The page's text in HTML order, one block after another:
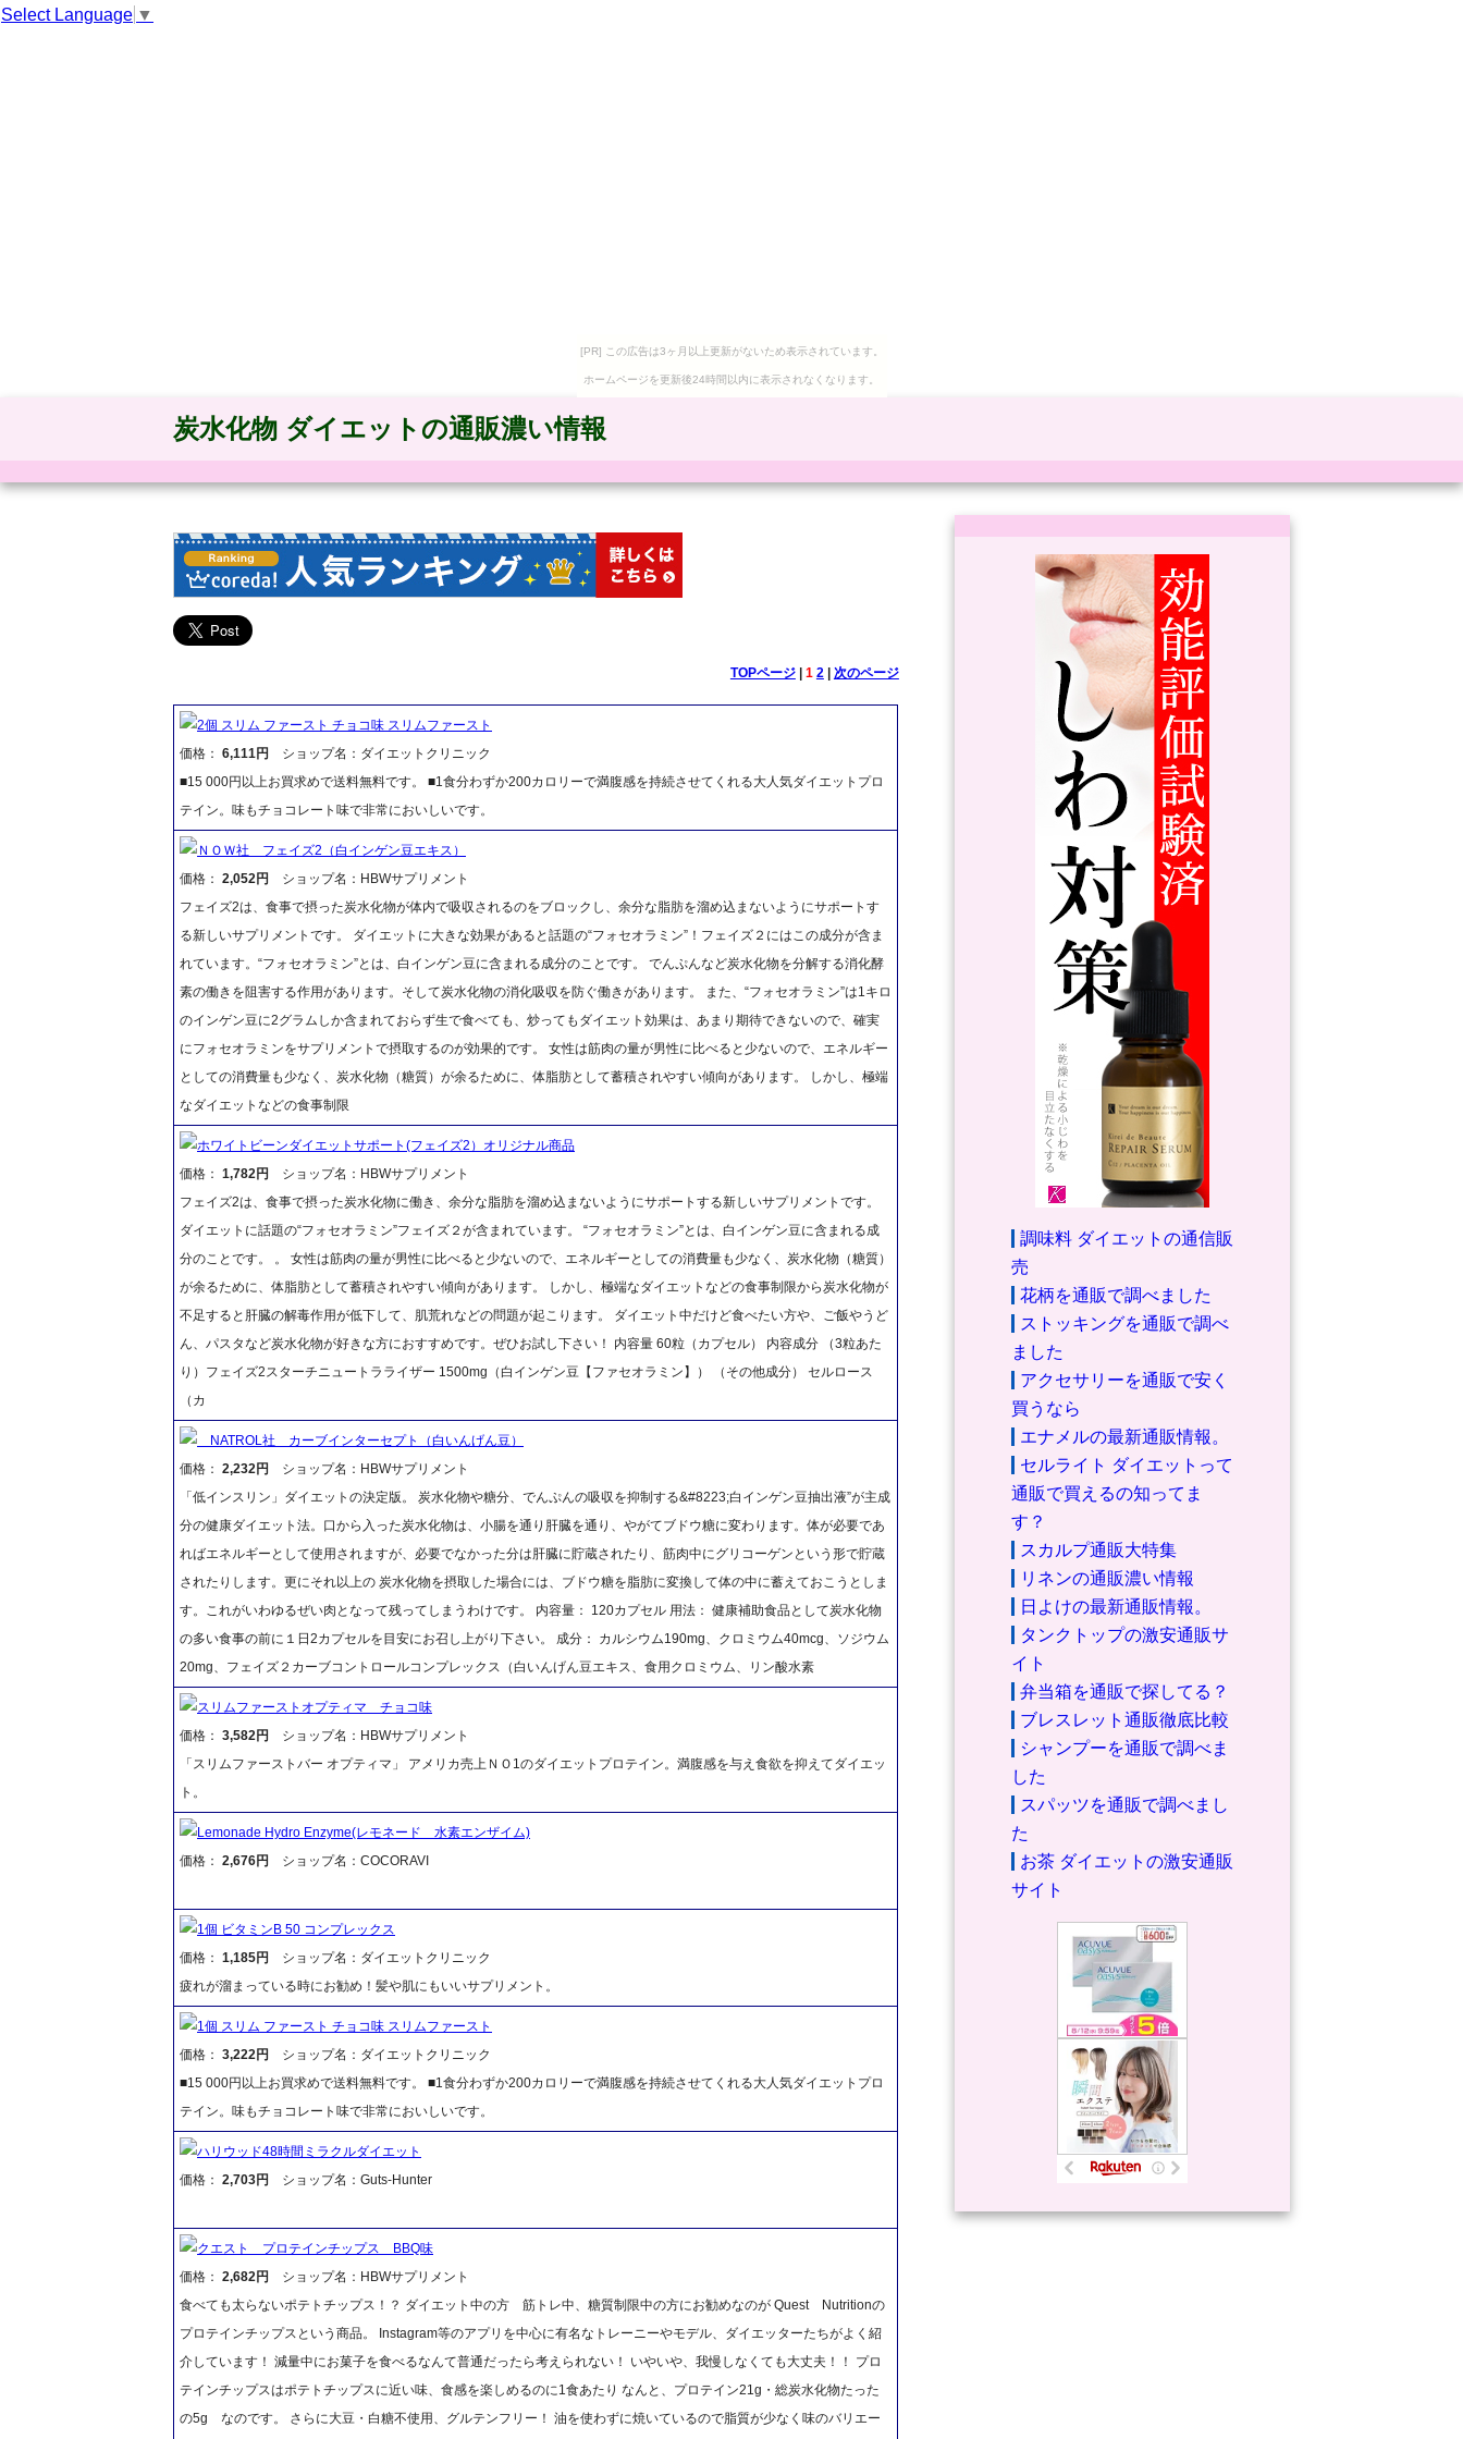
Select Language ▼
[PR] この広告は3ヶ月以上更新がないため表示されています。
ホームページを更新後24時間以内に表示されなくなります。
炭水化物 ダイエットの通販濃い情報
TOPページ| 1 2| 次のページ
2個 スリム ファースト チョコ味 スリムファースト
価格： 6,111円
ショップ名：ダイエットクリニック
■15 000円以上お買求めで送料無料です。 ■1食分わずか200カロリーで満腹感を持続させてくれる大人気ダイエットプロ
テイン。味もチョコレート味で非常においしいです。
ＮＯＷ社 フェイズ2（白インゲン豆エキス）
価格： 2,052円
ショップ名：HBWサプリメント
フェイズ2は、食事で摂った炭水化物が体内で吸収されるのをブロックし、余分な脂肪を溜め込まないようにサポートす
る新しいサプリメントです。 ダイエットに大きな効果があると話題の“フォセオラミン”！フェイズ２にはこの成分が含ま
れています。“フォセオラミン”とは、白インゲン豆に含まれる成分のことです。 でんぷんなど炭水化物を分解する消化酵
素の働きを阻害する作用があります。そして炭水化物の消化吸収を防ぐ働きがあります。 また、“フォセオラミン”は1キロ
のインゲン豆に2グラムしか含まれておらず生で食べても、炒ってもダイエット効果は、あまり期待できないので、確実
にフォセオラミンをサプリメントで摂取するのが効果的です。 女性は筋肉の量が男性に比べると少ないので、エネルギー
としての消費量も少なく、炭水化物（糖質）が余るために、体脂肪として蓄積されやすい傾向があります。 しかし、極端
なダイエットなどの食事制限
ホワイトビーンダイエットサポート(フェイズ2）オリジナル商品
価格： 1,782円
ショップ名：HBWサプリメント
フェイズ2は、食事で摂った炭水化物に働き、余分な脂肪を溜め込まないようにサポートする新しいサプリメントです。
ダイエットに話題の“フォセオラミン”フェイズ２が含まれています。 “フォセオラミン”とは、白インゲン豆に含まれる成
分のことです。 。 女性は筋肉の量が男性に比べると少ないので、エネルギーとしての消費量も少なく、炭水化物（糖質）
が余るために、体脂肪として蓄積されやすい傾向があります。 しかし、極端なダイエットなどの食事制限から炭水化物が
不足すると肝臓の解毒作用が低下して、肌荒れなどの問題が起こります。 ダイエット中だけど食べたい方や、ご飯やうど
ん、パスタなど炭水化物が好きな方におすすめです。ぜひお試し下さい！ 内容量 60粒（カプセル） 内容成分 （3粒あた
り）フェイズ2スターチニュートラライザー 1500mg（白インゲン豆【ファセオラミン】） （その他成分） セルロース
（カ
NATROL社 カーブインターセプト（白いんげん豆）
価格： 2,232円
ショップ名：HBWサプリメント
「低インスリン」ダイエットの決定版。 炭水化物や糖分、でんぷんの吸収を抑制する&#8223;白インゲン豆抽出液”が主成
分の健康ダイエット法。口から入った炭水化物は、小腸を通り肝臓を通り、やがてブドウ糖に変わります。体が必要であ
ればエネルギーとして使用されますが、必要でなかった分は肝臓に貯蔵されたり、筋肉中にグリコーゲンという形で貯蔵
されたりします。更にそれ以上の 炭水化物を摂取した場合には、ブドウ糖を脂肪に変換して体の中に蓄えておこうとしま
す。これがいわゆるぜい肉となって残ってしまうわけです。 内容量： 120カプセル 用法： 健康補助食品として炭水化物
の多い食事の前に１日2カプセルを目安にお召し上がり下さい。 成分： カルシウム190mg、クロミウム40mcg、ソジウム
20mg、フェイズ２カーブコントロールコンプレックス（白いんげん豆エキス、食用クロミウム、リン酸水素
スリムファーストオプティマ チョコ味
価格： 3,582円
ショップ名：HBWサプリメント
「スリムファーストバー オプティマ」 アメリカ売上ＮＯ1のダイエットプロテイン。満腹感を与え食欲を抑えてダイエッ
ト。
Lemonade Hydro Enzyme(レモネード 水素エンザイム)
価格： 2,676円 ショップ名：COCORAVI
1個 ビタミンB 50 コンプレックス
価格： 1,185円
ショップ名：ダイエットクリニック
疲れが溜まっている時にお勧め！髪や肌にもいいサプリメント。
1個 スリム ファースト チョコ味 スリムファースト
価格： 3,222円
ショップ名：ダイエットクリニック
■15 000円以上お買求めで送料無料です。 ■1食分わずか200カロリーで満腹感を持続させてくれる大人気ダイエットプロ
テイン。味もチョコレート味で非常においしいです。
ハリウッド48時間ミラクルダイエット
価格： 2,703円 ショップ名：Guts-Hunter
クエスト プロテインチップス BBQ味
価格： 2,682円
ショップ名：HBWサプリメント
食べても太らないポテトチップス！？ ダイエット中の方 筋トレ中、糖質制限中の方にお勧めなのが Quest Nutritionの
プロテインチップスという商品。 Instagram等のアプリを中心に有名なトレーニーやモデル、ダイエッターたちがよく紹
介しています！ 減量中にお菓子を食べるなんて普通だったら考えられない！ いやいや、我慢しなくても大丈夫！！ プロ
テインチップスはポテトチップスに近い味、食感を楽しめるのに1食あたり なんと、プロテイン21g・総炭水化物たった
の5g なのです。 さらに大豆・白糖不使用、グルテンフリー！ 油を使わずに焼いているので脂質が少なく味のバリエー
調味料 ダイエットの通信販
売
花柄を通販で調べました
ストッキングを通販で調べ
ました
アクセサリーを通販で安く
買うなら
エナメルの最新通販情報。
セルライト ダイエットって
通販で買えるの知ってま
す？
スカルプ通販大特集
リネンの通販濃い情報
日よけの最新通販情報。
タンクトップの激安通販サ
イト
弁当箱を通販で探してる？
ブレスレット通販徹底比較
シャンプーを通販で調べま
した
スパッツを通販で調べまし
た
お茶 ダイエットの激安通販
サイト